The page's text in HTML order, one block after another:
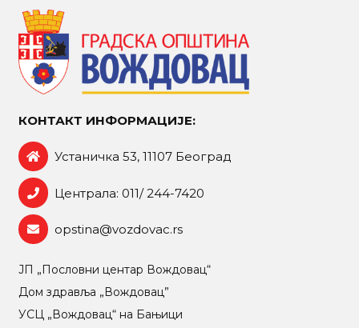
КОНТАКТ ИНФОРМАЦИЈЕ:
Устаничка 53, 11107 Београд
Централа: 011/ 244-7420
opstina@vozdovac.rs
ЈП „Пословни центар Вождовац“
Дом здравља „Вождовац”
УСЦ „Вождовац“ на Бањици